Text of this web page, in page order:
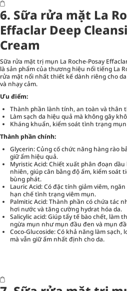
6. Sữa rửa mặt La
Effaclar Deep
Cream
Sữa rửa mặt trị mụn La Roche-Posay
là sản phẩm của thương hiệu nổi tiếng La
rửa mặt nổi nhất thiết kế dành riêng cho
và nhạy cảm.
Ưu điểm:
Thành phần lành tính, an toàn và thân
Làm sạch da hiệu quả mà không gây
Kháng khuẩn, kiểm soát tình trạng
Thành phần chính:
Glycerin: Củng cố chức năng hàng rào
giữ ẩm hiệu quả.
Myristic Acid: Chiết xuất phân đoạn
nhiên, giúp cân bằng độ ẩm, kiểm soát
bùng phát.
Lauric Acid: Có đặc tính giảm viêm,
hạn chế tình trạng viêm mụn.
Palmitic Acid: Thành phần có chứa tác
hơi nước và tăng cường hydrat hóa da.
Salicylic acid: Giúp tẩy tế bào chết, làm
ngừa mụn như mụn đầu đen và mụn
Coco-Glucoside: Có khả năng làm
mà vẫn giữ ẩm nhất định cho da.